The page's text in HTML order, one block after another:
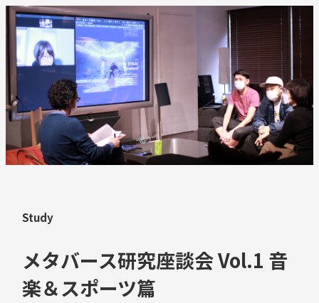
Study
メタバース研究座談会 Vol.1 音
楽＆スポーツ篇